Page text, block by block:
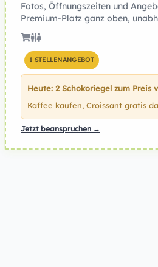
Fotos, Öffnungszeiten und
Premium-Platz ganz oben,
1 STELLENANGEBOT
Heute: 2 Schokoriegel zum Preis
Kaffee kaufen, Croissant gratis
Jetzt beanspruchen →